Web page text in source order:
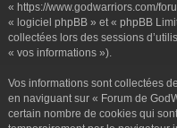
« https://www.godwarriors.com/
« logiciel phpBB » et « phpBB
collectées lors des sessions
« vos informations »).
Vos informations sont collectées
en naviguant sur « Forum de
certain nombre de cookies qui